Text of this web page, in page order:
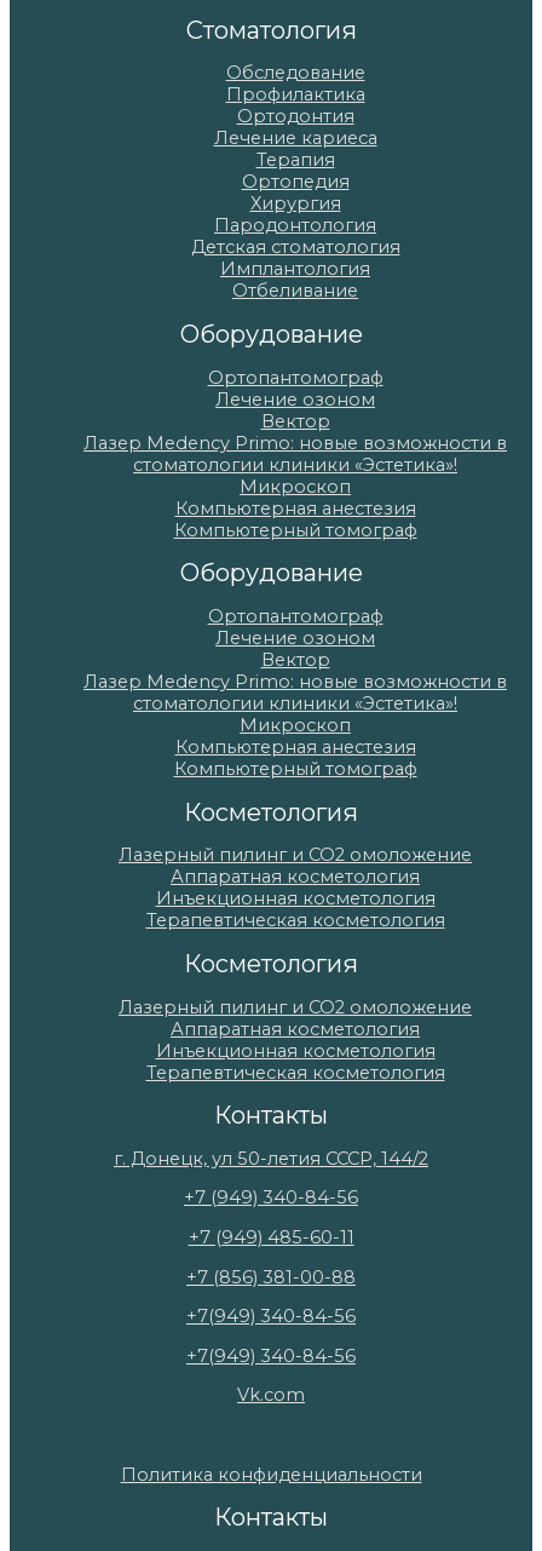
Стоматология
Обследование
Профилактика
Ортодонтия
Лечение кариеса
Терапия
Ортопедия
Хирургия
Пародонтология
Детская стоматология
Имплантология
Отбеливание
Оборудование
Ортопантомограф
Лечение озоном
Вектор
Лазер Medency Primo: новые возможности в
стоматологии клиники «Эстетика»!
Микроскоп
Компьютерная анестезия
Компьютерный томограф
Оборудование
Ортопантомограф
Лечение озоном
Вектор
Лазер Medency Primo: новые возможности в
стоматологии клиники «Эстетика»!
Микроскоп
Компьютерная анестезия
Компьютерный томограф
Косметология
Лазерный пилинг и СО2 омоложение
Аппаратная косметология
Инъекционная косметология
Терапевтическая косметология
Косметология
Лазерный пилинг и СО2 омоложение
Аппаратная косметология
Инъекционная косметология
Терапевтическая косметология
Контакты
г. Донецк, ул 50-летия СССР, 144/2
+7 (949) 340-84-56
+7 (949) 485-60-11
+7 (856) 381-00-88
+7(949) 340-84-56
+7(949) 340-84-56
Vk.com
Политика конфиденциальности
Контакты